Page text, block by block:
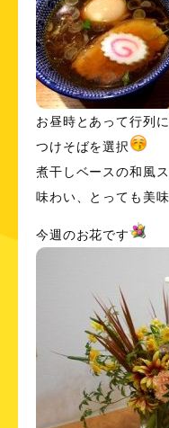
お昼時とあって行列
つけそばを選択
煮干しベースの和風
味わい、とっても美
今週のお花です